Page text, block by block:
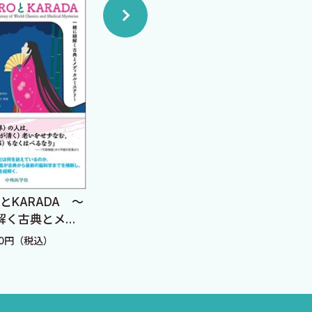
〜
メデ
Unusual Inflammations
―日常診療に潜む“非典